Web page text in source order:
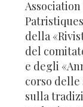
della
del
e degli
corso
sulla